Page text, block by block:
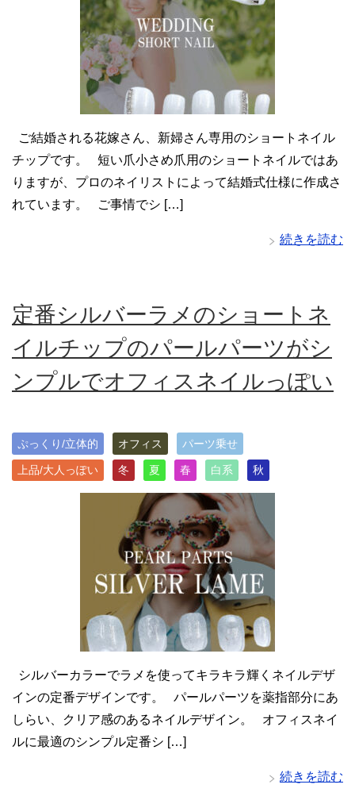
ご結婚される花嫁さん、新婦さん専用のショートネイル
チップです。 短い爪小さめ爪用のショートネイルではあ
りますが、プロのネイリストによって結婚式仕様に作成さ
れています。 ご事情でシ […]
続きを読む
定番シルバーラメのショートネ
イルチップのパールパーツがシ
ンプルでオフィスネイルっぽい
ぷっくり/立体的 オフィス パーツ乗せ
上品/大人っぽい 冬 夏 春 白系 秋
シルバーカラーでラメを使ってキラキラ輝くネイルデザ
インの定番デザインです。 パールパーツを薬指部分にあ
しらい、クリア感のあるネイルデザイン。 オフィスネイ
ルに最適のシンプル定番シ […]
続きを読む